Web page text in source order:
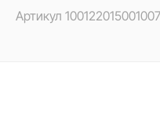
Артикул